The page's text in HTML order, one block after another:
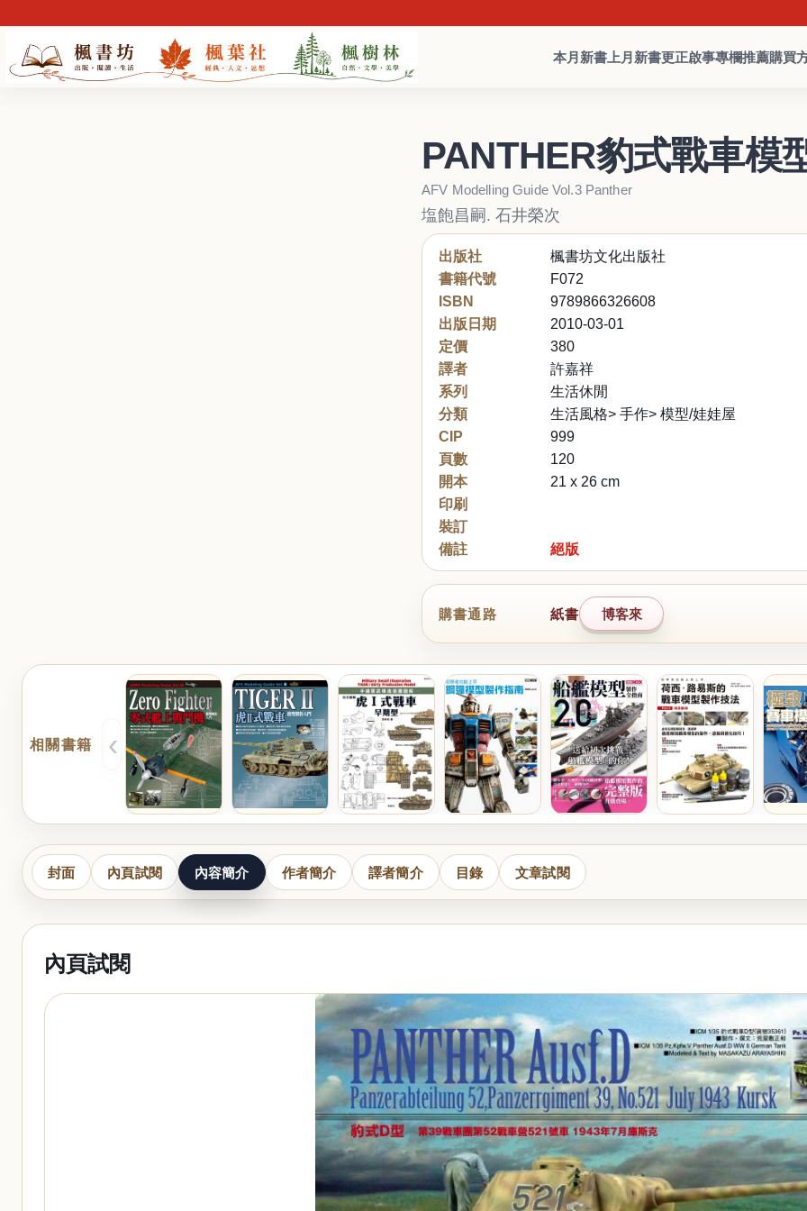
本月新書 上月新書更正啟事專欄推薦購買
PANTHER豹式戰車模
AFV Modelling Guide Vol.3 Panther
塩飽昌嗣. 石井榮次
出版社
楓書坊文化出版社
書籍代號
F072
ISBN
9789866326608
出版日期
2010-03-01
定價
380
譯者
許嘉祥
系列
生活休閒
分類
生活風格> 手作> 模型/娃娃屋
CIP
999
頁數
120
開本
21 x 26 cm
印刷
裝訂
備註
絕版
購書通路 紙書 博客來
相關書籍 ‹
封面 內頁試閱 內容簡介 作者簡介 譯者簡介 目錄 文章試閱
內頁試閱